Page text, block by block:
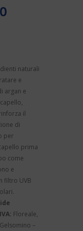
naturali
e
argan e
il
di
per
prima
come
e
filtro UVB
Floreale,
–